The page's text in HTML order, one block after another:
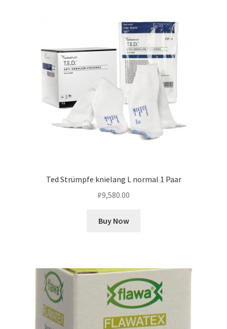
Ted Strümpfe knielang L normal 1 Paar
₽9,580.00
Buy Now